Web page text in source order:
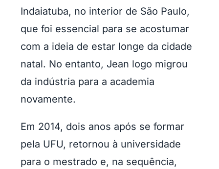
Indaiatuba, no interior de São Paulo,
que foi essencial para se acostumar
com a ideia de estar longe da cidade
natal. No entanto, Jean logo migrou
da indústria para a academia
novamente.
Em 2014, dois anos após se formar
pela UFU, retornou à universidade
para o mestrado e, na sequência,